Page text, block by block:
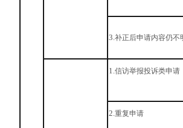
3. 补正后申请内容仍不
1. 信访举报投诉类申请
2. 重复申请